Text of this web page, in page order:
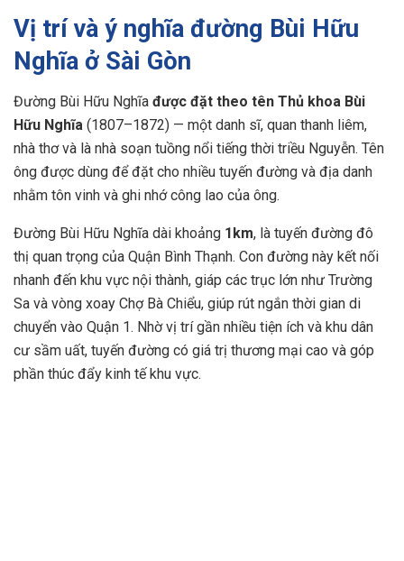
Vị trí và ý nghĩa đường Bùi Hữu
Nghĩa ở Sài Gòn
Đường Bùi Hữu Nghĩa được đặt theo tên Thủ khoa Bùi
Hữu Nghĩa (1807–1872) — một danh sĩ, quan thanh liêm,
nhà thơ và là nhà soạn tuồng nổi tiếng thời triều Nguyễn. Tên
ông được dùng để đặt cho nhiều tuyến đường và địa danh
nhằm tôn vinh và ghi nhớ công lao của ông.
Đường Bùi Hữu Nghĩa dài khoảng 1km, là tuyến đường đô
thị quan trọng của Quận Bình Thạnh. Con đường này kết nối
nhanh đến khu vực nội thành, giáp các trục lớn như Trường
Sa và vòng xoay Chợ Bà Chiểu, giúp rút ngắn thời gian di
chuyển vào Quận 1. Nhờ vị trí gần nhiều tiện ích và khu dân
cư sầm uất, tuyến đường có giá trị thương mại cao và góp
phần thúc đẩy kinh tế khu vực.